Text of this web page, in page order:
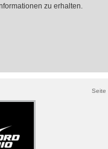
zu erhalten.
Seite